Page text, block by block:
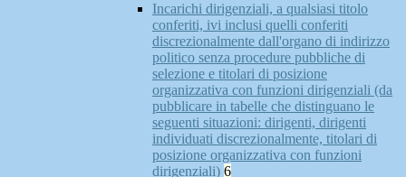
Incarichi dirigenziali, a qualsiasi titolo
conferiti, ivi inclusi quelli conferiti
discrezionalmente dall'organo di indirizzo
politico senza procedure pubbliche di
selezione e titolari di posizione
organizzativa con funzioni dirigenziali (da
pubblicare in tabelle che distinguano le
seguenti situazioni: dirigenti, dirigenti
individuati discrezionalmente, titolari di
posizione organizzativa con funzioni
dirigenziali) 6